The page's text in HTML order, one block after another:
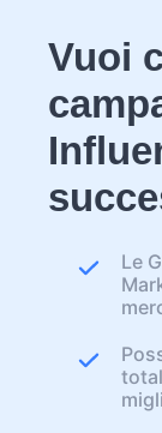
Vuoi
Le